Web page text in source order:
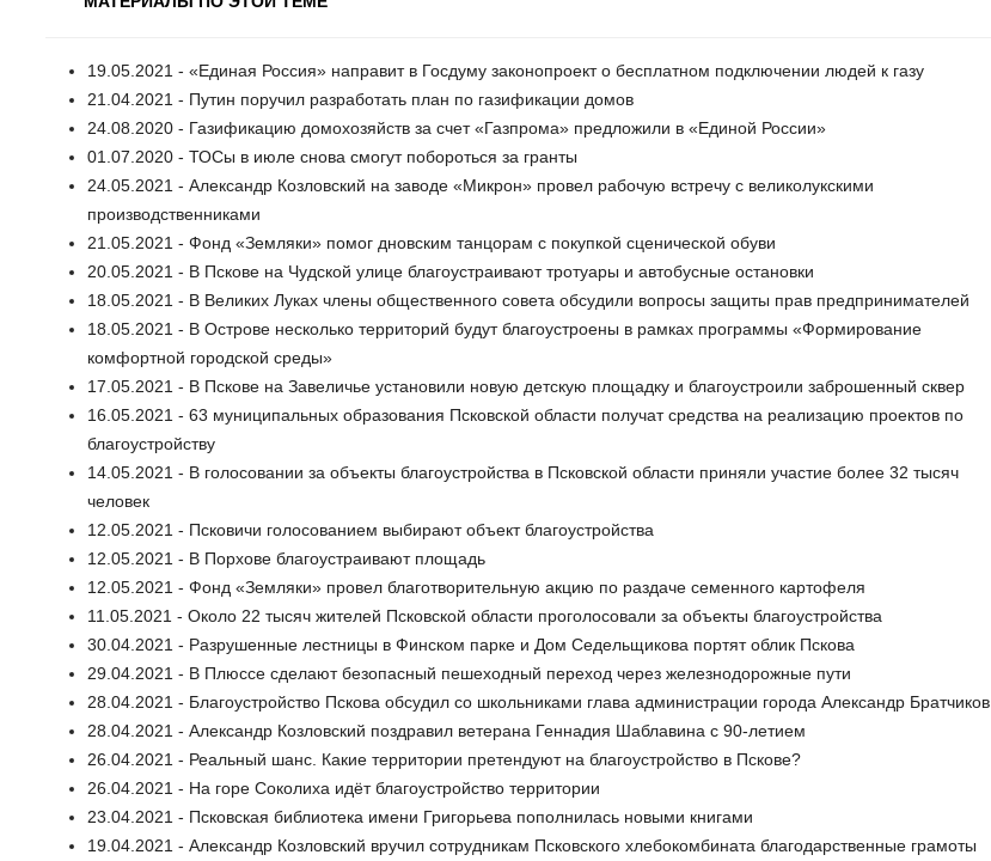
19.05.2021 - «Единая Россия» направит в Госдуму законопроект о бесплатном подключении людей к газу
21.04.2021 - Путин поручил разработать план по газификации домов
24.08.2020 - Газификацию домохозяйств за счет «Газпрома» предложили в «Единой России»
01.07.2020 - ТОСы в июле снова смогут побороться за гранты
24.05.2021 - Александр Козловский на заводе «Микрон» провел рабочую встречу с великолукскими
производственниками
21.05.2021 - Фонд «Земляки» помог дновским танцорам с покупкой сценической обуви
20.05.2021 - В Пскове на Чудской улице благоустраивают тротуары и автобусные остановки
18.05.2021 - В Великих Луках члены общественного совета обсудили вопросы защиты прав предпринимателей
18.05.2021 - В Острове несколько территорий будут благоустроены в рамках программы «Формирование
комфортной городской среды»
17.05.2021 - В Пскове на Завеличье установили новую детскую площадку и благоустроили заброшенный сквер
16.05.2021 - 63 муниципальных образования Псковской области получат средства на реализацию проектов по
благоустройству
14.05.2021 - В голосовании за объекты благоустройства в Псковской области приняли участие более 32 тысяч
человек
12.05.2021 - Псковичи голосованием выбирают объект благоустройства
12.05.2021 - В Порхове благоустраивают площадь
12.05.2021 - Фонд «Земляки» провел благотворительную акцию по раздаче семенного картофеля
11.05.2021 - Около 22 тысяч жителей Псковской области проголосовали за объекты благоустройства
30.04.2021 - Разрушенные лестницы в Финском парке и Дом Седельщикова портят облик Пскова
29.04.2021 - В Плюссе сделают безопасный пешеходный переход через железнодорожные пути
28.04.2021 - Благоустройство Пскова обсудил со школьниками глава администрации города Александр Братчиков
28.04.2021 - Александр Козловский поздравил ветерана Геннадия Шаблавина с 90-летием
26.04.2021 - Реальный шанс. Какие территории претендуют на благоустройство в Пскове?
26.04.2021 - На горе Соколиха идёт благоустройство территории
23.04.2021 - Псковская библиотека имени Григорьева пополнилась новыми книгами
19.04.2021 - Александр Козловский вручил сотрудникам Псковского хлебокомбината благодарственные грамоты